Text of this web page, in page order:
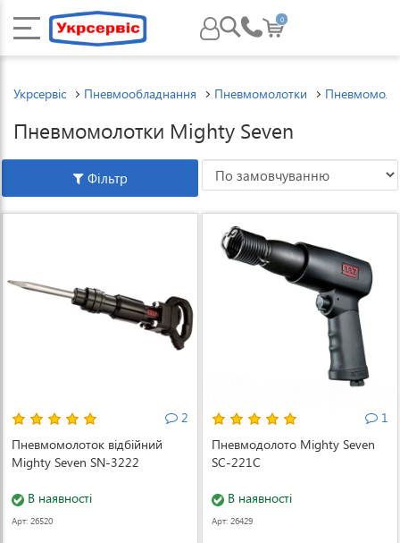
0
Укрсервіс Пневмообладнання Пневмомолотки
Пневмомолотки Mighty Seven
Фільтр
2
Пневмомолоток відбійний
Mighty Seven SN-3222
В наявності
Арт: 26520
1
Пневмодолото Mighty Seven
SC-221C
В наявності
Арт: 26429